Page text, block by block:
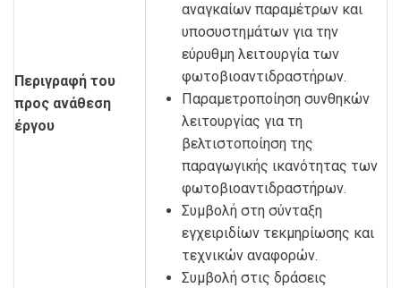
Περιγραφή του
προς ανάθεση
έργου
αναγκαίων παραμέτρων και
υποσυστημάτων για την
εύρυθμη λειτουργία των
φωτοβιοαντιδραστήρων.
Παραμετροποίηση συνθηκών
λειτουργίας για τη
βελτιστοποίηση της
παραγωγικής ικανότητας των
φωτοβιοαντιδραστήρων.
Συμβολή στη σύνταξη
εγχειριδίων τεκμηρίωσης και
τεχνικών αναφορών.
Συμβολή στις δράσεις